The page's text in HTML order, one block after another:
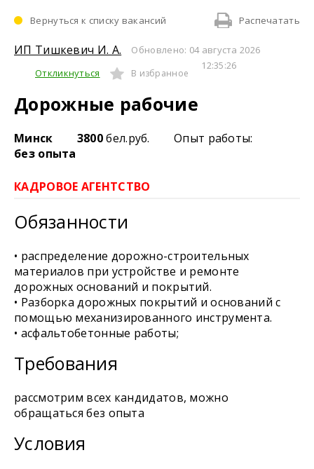
Вернуться к списку вакансий Распечатать
ИП Тишкевич И. А.
Обновлено: 04 августа 2026
12:35:26
Откликнуться В избранное
Дорожные рабочие
Минск 3800бел.руб.
Опыт работы:
без опыта
КАДРОВОЕ АГЕНТСТВО
Обязанности
• распределение дорожно-строительных
материалов при устройстве и ремонте
дорожных оснований и покрытий.
• Разборка дорожных покрытий и оснований с
помощью механизированного инструмента.
• асфальтобетонные работы;
Требования
рассмотрим всех кандидатов, можно
обращаться без опыта
Условия